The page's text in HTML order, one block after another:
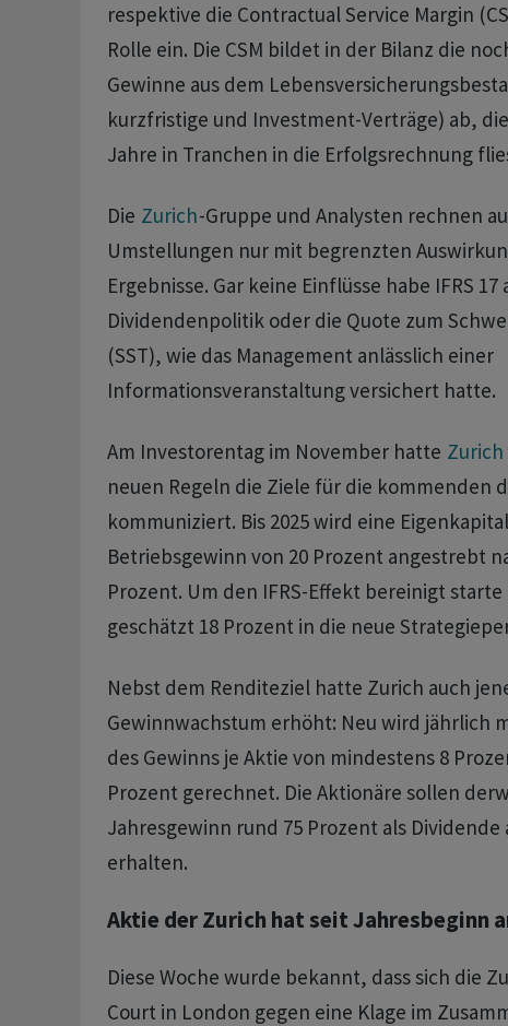
respektive die Contractual Service Margin
Rolle ein. Die CSM bildet in der Bilanz die
Gewinne aus dem
kurzfristige und Investment-Verträge) ab,
Jahre in Tranchen in die Erfolgsrechnung
Die Zurich-Gruppe und Analysten rechnen
Umstellungen nur mit begrenzten
Ergebnisse. Gar keine Einflüsse habe IFRS 17
Dividendenpolitik oder die Quote zum
(SST), wie das Management anlässlich einer
Informationsveranstaltung versichert hatte.
Am Investorentag im November hatte Zurich
neuen Regeln die Ziele für die kommenden
kommuniziert. Bis 2025 wird eine
Betriebsgewinn von 20 Prozent angestrebt
Prozent. Um den IFRS-Effekt bereinigt
geschätzt 18 Prozent in die neue
Nebst dem Renditeziel hatte Zurich auch
Gewinnwachstum erhöht: Neu wird jährlich
des Gewinns je Aktie von mindestens 8
Prozent gerechnet. Die Aktionäre sollen
Jahresgewinn rund 75 Prozent als Dividende
erhalten.
Aktie der Zurich hat seit Jahresbeginn
Diese Woche wurde bekannt, dass sich die
Court in London gegen eine Klage im